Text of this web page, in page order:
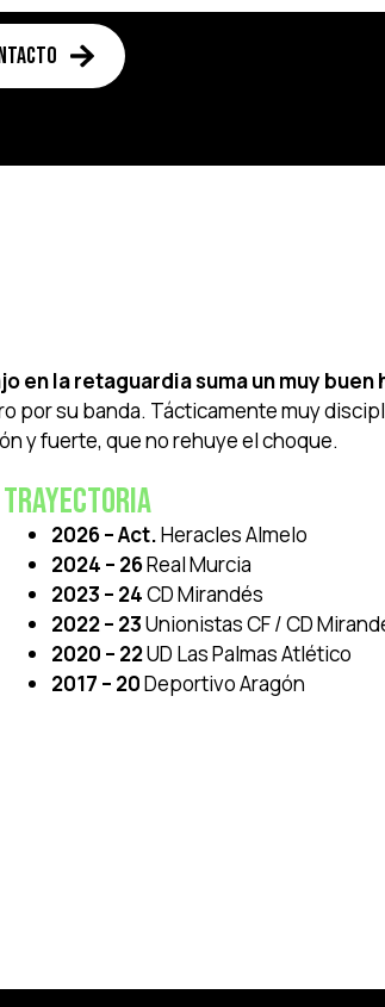
en la retaguardia suma un muy buen
por su banda. Tácticamente muy
y fuerte, que no rehuye el choque.
Trayectoria
2026 – Act.Heracles Almelo
2024 – 26Real Murcia
2023 – 24CD Mirandés
2022 – 23Unionistas CF / CD
2020 – 22UD Las Palmas Atlético
2017 – 20Deportivo Aragón